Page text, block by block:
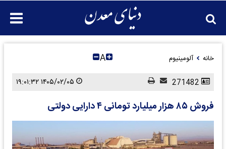
خانه آلومینیوم A
فروش ۸۵ هزار میلیارد تومانی ۴ دارایی دولتی